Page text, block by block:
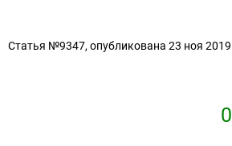
Статья №9347, опубликована 23 ноя 2019
0